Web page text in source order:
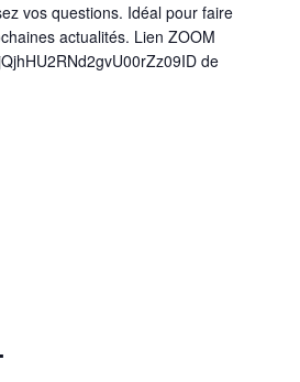
vos questions. Idéal pour faire
actualités. Lien ZOOM
de